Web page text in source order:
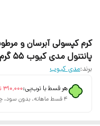
کرم کپسولی آبرسان و
پانتنول مدی کیوب ۵۵ گرم
برند:مدی کیوب
هر قسط با ترب‌پی:۳۱۰٬۰۰۰
۴ قسط ماهانه. بدون سود، چک و ضامن.